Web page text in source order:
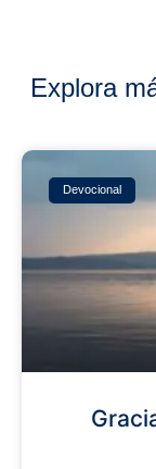
Explora
Devocional